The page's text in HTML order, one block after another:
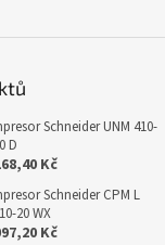
Schneider UNM 410-
D
Kč
Schneider CPM L
20 WX
Kč